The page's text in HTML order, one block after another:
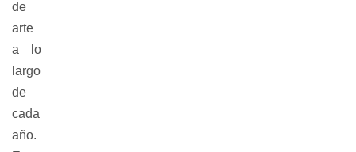
de
arte
a lo
largo
de
cada
año.